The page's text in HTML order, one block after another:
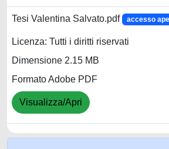
Tesi Valentina Salvato.pdf accesso
Licenza: Tutti i diritti riservati
Dimensione 2.15 MB
Formato Adobe PDF
Visualizza/Apri